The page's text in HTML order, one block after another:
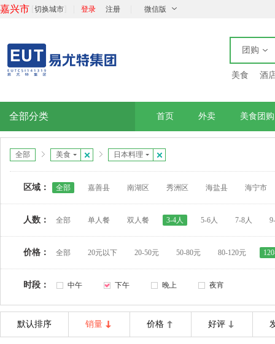
嘉兴市 切换城市 登录 注册 微信版
团购
美食 酒
全部分类 首页 外卖 美食团购
全部 美食 日本料理
区域： 全部 嘉善县 南湖区 秀洲区 海盐县 海宁市
人数： 全部 单人餐 双人餐 3-4人 5-6人 7-8人
价格： 全部 20元以下 20-50元 50-80元 80-120元
时段： 中午 下午 晚上 夜宵
默认排序 销量 价格 好评